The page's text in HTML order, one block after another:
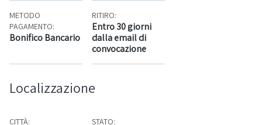
METODO
PAGAMENTO:
Bonifico Bancario
RITIRO:
Entro 30 giorni
dalla email di
convocazione
Localizzazione
CITTÀ: STATO: